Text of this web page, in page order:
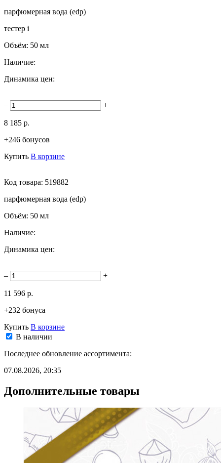
парфюмерная вода (edp)
тестер i
Объём: 50 мл
Наличие:
Динамика цен:
– +
8 185 р.
+246 бонусов
Купить В корзине
Код товара: 519882
парфюмерная вода (edp)
Объём: 50 мл
Наличие:
Динамика цен:
– +
11 596 р.
+232 бонуса
Купить В корзине
В наличии
Последнее обновление ассортимента:
07.08.2026, 20:35
Дополнительные товары